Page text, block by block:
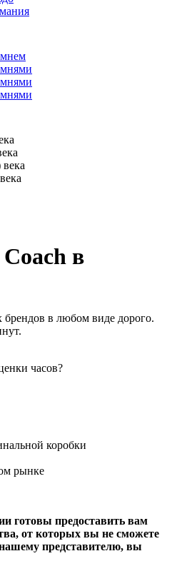
в
в любом виде дорого.
часов?
коробки
рынке
готовы предоставить вам
от которых вы не сможете
представителю, вы